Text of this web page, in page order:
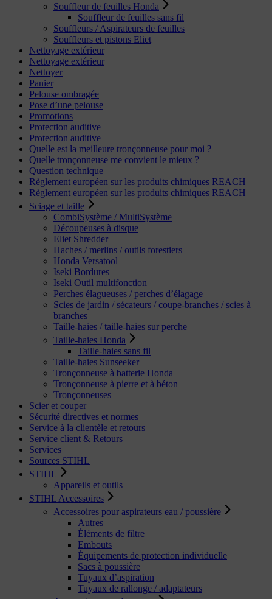
Souffleur de feuilles Honda
Souffleur de feuilles sans fil
Souffleurs / Aspirateurs de feuilles
Souffleurs et pistons Eliet
Nettoyage extérieur
Nettoyage extérieur
Nettoyer
Panier
Pelouse ombragée
Pose d’une pelouse
Promotions
Protection auditive
Protection auditive
Quelle est la meilleure tronçonneuse pour moi ?
Quelle tronçonneuse me convient le mieux ?
Question technique
Règlement européen sur les produits chimiques REACH
Règlement européen sur les produits chimiques REACH
Sciage et taille
CombiSystème / MultiSystème
Découpeuses à disque
Eliet Shredder
Haches / merlins / outils forestiers
Honda Versatool
Iseki Bordures
Iseki Outil multifonction
Perches élagueuses / perches d’élagage
Scies de jardin / sécateurs / coupe-branches / scies à
branches
Taille-haies / taille-haies sur perche
Taille-haies Honda
Taille-haies sans fil
Taille-haies Sunseeker
Tronçonneuse à batterie Honda
Tronçonneuse à pierre et à béton
Tronçonneuses
Scier et couper
Sécurité directives et normes
Service à la clientèle et retours
Service client & Retours
Services
Sources STIHL
STIHL
Appareils et outils
STIHL Accessoires
Accessoires pour aspirateurs eau / poussière
Autres
Éléments de filtre
Embouts
Équipements de protection individuelle
Sacs à poussière
Tuyaux d’aspiration
Tuyaux de rallonge / adaptateurs